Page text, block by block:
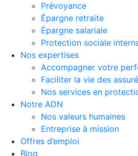
Prévoyance
Épargne retraite
Épargne salariale
Protection sociale
Nos expertises
Accompagner votre
Faciliter la vie des
Nos services en
Notre ADN
Nos valeurs humaines
Entreprise à mission
Offres d’emploi
Blog